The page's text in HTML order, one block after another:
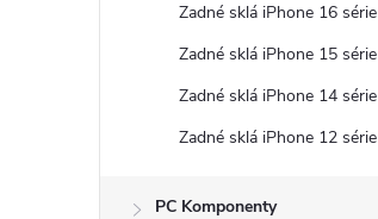
Zadné sklá iPhone 16 série
Zadné sklá iPhone 15 série
Zadné sklá iPhone 14 série
Zadné sklá iPhone 12 série
PC Komponenty